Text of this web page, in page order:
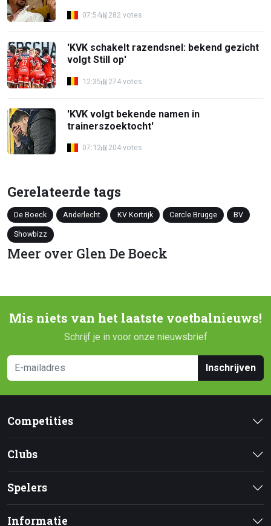
07:54 282 votes
'KVK schakelt razendsnel: bekend gezicht
volgt Still op'
12:35 274 votes
'KVK volgt bekende namen in
trainerszoektocht'
07:12 204 votes
Gerelateerde tags
De Boeck Anderlecht KV Kortrijk Cercle Brugge BV
Showbizz
Meer over Glen De Boeck
Mis niets van het laatste voetbalnieuws!
Schrijf je in voor onze nieuwsbrief
Inschrijven
Competities
Clubs
Spelers
Informatie